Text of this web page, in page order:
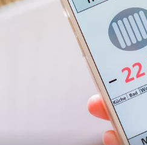
¿Necesita ayuda?
Llámenos: 986 788 384